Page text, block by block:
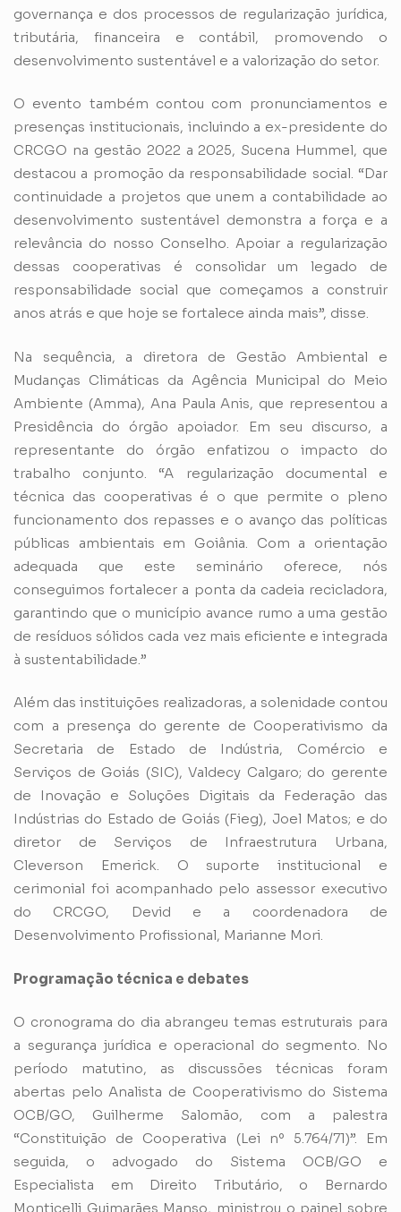
governança e dos processos de regularização jurídica,
tributária, financeira e contábil, promovendo o
desenvolvimento sustentável e a valorização do setor.
O evento também contou com pronunciamentos e
presenças institucionais, incluindo a ex-presidente do
CRCGO na gestão 2022 a 2025, Sucena Hummel, que
destacou a promoção da responsabilidade social. “Dar
continuidade a projetos que unem a contabilidade ao
desenvolvimento sustentável demonstra a força e a
relevância do nosso Conselho. Apoiar a regularização
dessas cooperativas é consolidar um legado de
responsabilidade social que começamos a construir
anos atrás e que hoje se fortalece ainda mais”, disse.
Na sequência, a diretora de Gestão Ambiental e
Mudanças Climáticas da Agência Municipal do Meio
Ambiente (Amma), Ana Paula Anis, que representou a
Presidência do órgão apoiador. Em seu discurso, a
representante do órgão enfatizou o impacto do
trabalho conjunto. “A regularização documental e
técnica das cooperativas é o que permite o pleno
funcionamento dos repasses e o avanço das políticas
públicas ambientais em Goiânia. Com a orientação
adequada que este seminário oferece, nós
conseguimos fortalecer a ponta da cadeia recicladora,
garantindo que o município avance rumo a uma gestão
de resíduos sólidos cada vez mais eficiente e integrada
à sustentabilidade.”
Além das instituições realizadoras, a solenidade contou
com a presença do gerente de Cooperativismo da
Secretaria de Estado de Indústria, Comércio e
Serviços de Goiás (SIC), Valdecy Calgaro; do gerente
de Inovação e Soluções Digitais da Federação das
Indústrias do Estado de Goiás (Fieg), Joel Matos; e do
diretor de Serviços de Infraestrutura Urbana,
Cleverson Emerick. O suporte institucional e
cerimonial foi acompanhado pelo assessor executivo
do CRCGO, Devid e a coordenadora de
Desenvolvimento Profissional, Marianne Mori.
Programação técnica e debates
O cronograma do dia abrangeu temas estruturais para
a segurança jurídica e operacional do segmento. No
período matutino, as discussões técnicas foram
abertas pelo Analista de Cooperativismo do Sistema
OCB/GO, Guilherme Salomão, com a palestra
“Constituição de Cooperativa (Lei nº 5.764/71)”. Em
seguida, o advogado do Sistema OCB/GO e
Especialista em Direito Tributário, o Bernardo
Monticelli Guimarães Manso, ministrou o painel sobre